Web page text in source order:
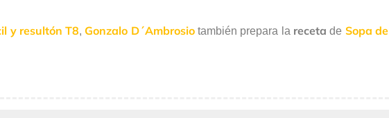
y resultón T8,Gonzalo D´Ambrosiotambién prepara la receta de Sopa de